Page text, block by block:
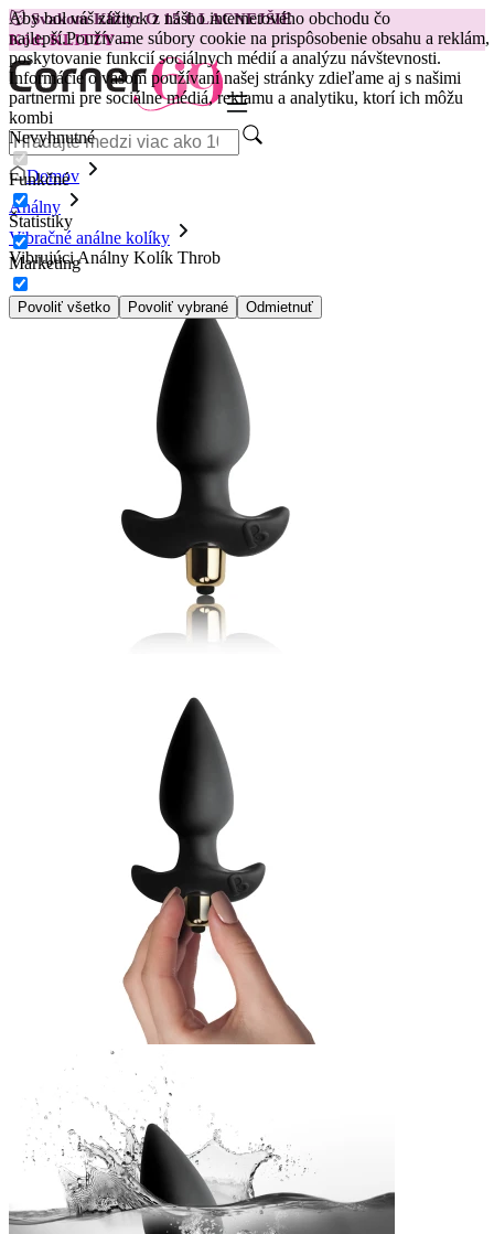
Aby bol váš zážitok z nášho internetového obchodu čo
najlepší.Používame súbory cookie na prispôsobenie obsahu a reklám,
poskytovanie funkcií sociálnych médií a analýzu návštevnosti.
Informácie o vašom používaní našej stránky zdieľame aj s našimi
partnermi pre sociálne médiá, reklamu a analytiku, ktorí ich môžu
kombi
Nevyhnutné
Funkčné
Štatistiky
Marketing
Povoliť všetko Povoliť vybrané Odmietnuť
😽Svakom Klitty: O 15 € LACNEJŠIE
Kód: KLITTY →
Domov
Análny
Vibračné análne kolíky
Vibrujúci Análny Kolík Throb